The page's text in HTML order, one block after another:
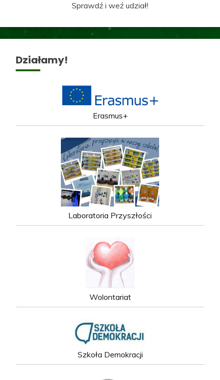
Sprawdź i weź udział!
Działamy!
Erasmus+
Laboratoria Przyszłości
Wolontariat
Szkoła Demokracji